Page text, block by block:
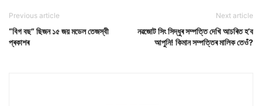
Previous article
“বিগ বছ” ছিজন ১৫ জয় মডেল তেজস্বী
প্ৰকাশৰ
Next article
নৱজোট সিং সিদ্ধুৰ সম্পত্তি দেখি আচৰিত হ’ব
আপুনি! কিমান সম্পত্তিৰ মালিক তেওঁ?